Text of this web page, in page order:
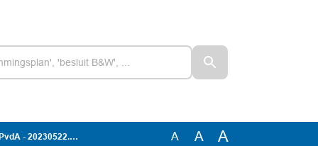
- 20230522.docx A A A